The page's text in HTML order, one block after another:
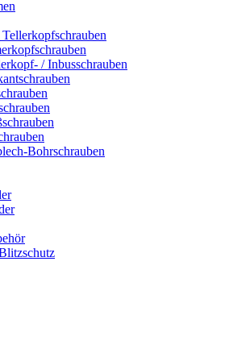
/ Inbusschrauben
Bohrschrauben